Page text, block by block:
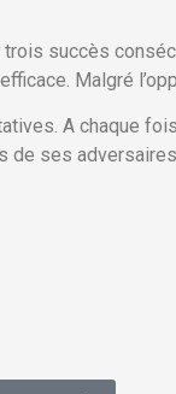
succès
Malgré
A chaque
de ses